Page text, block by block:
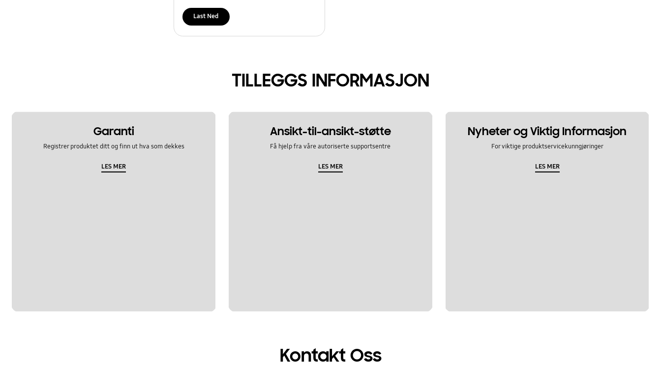
Last Ned
TILLEGGS INFORMASJON
Garanti
Registrer produktet ditt og finn ut hva som dekkes
LES MER
Ansikt-til-ansikt-støtte
Få hjelp fra våre autoriserte supportsentre
LES MER
Nyheter og Viktig Informasjon
For viktige produktservicekunngjøringer
LES MER
Kontakt Oss